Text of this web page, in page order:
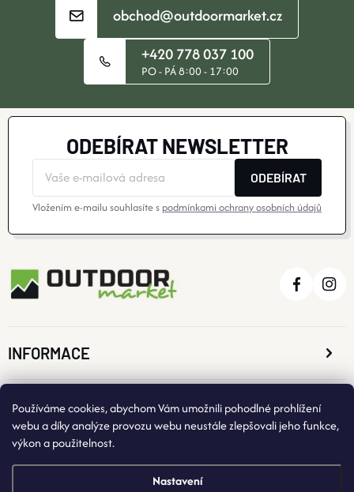
Používáme cookies, abychom Vám umožnili pohodlné prohlížení
webu a díky analýze provozu webu neustále zlepšovali jeho funkce,
výkon a použitelnost.
Nastavení
obchod@outdoormarket.cz
+420 778 037 100
PO - PÁ 8:00 - 17:00
ODEBÍRAT NEWSLETTER
ODEBÍRAT
Vložením e-mailu souhlasíte s podmínkami ochrany osobních údajů
INFORMACE
O NÁKUPU